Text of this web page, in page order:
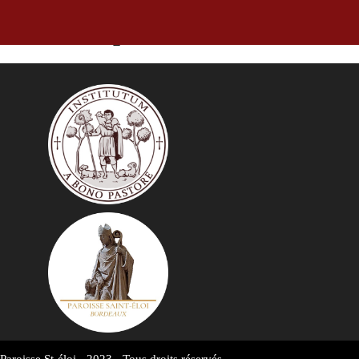
Annonces pour la semaine du